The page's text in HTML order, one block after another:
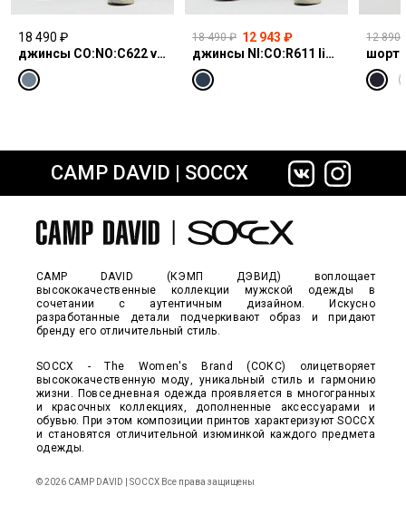
сайте СДЭК
м. Киевская, г. Москва, Площадь
Киевского Вокзала, 2
график работы: пн-чт 10:00–22:00;
пт,сб 10:00–23:00; вс 10:00–22:00
XL — 1 шт.
3XL — 1 шт.
4XL — 1 шт.
18 490 ₽
джинсы CO:NO:C622 vintage blue print
18 490 ₽ 12 943 ₽
джинсы NI:CO:R611 light vintage print jogg
12 890
CAMP DAVID | SOCCX
CAMP DAVID (КЭМП ДЭВИД) воплощает
высококачественные коллекции мужской одежды в
сочетании с аутентичным дизайном. Искусно
разработанные детали подчеркивают образ и придают
бренду его отличительный стиль.
SOCCX - The Women's Brand (СОКС) олицетворяет
высококачественную моду, уникальный стиль и гармонию
жизни. Повседневная одежда проявляется в многогранных
и красочных коллекциях, дополненные аксессуарами и
обувью. При этом композиции принтов характеризуют SOCCX
и становятся отличительной изюминкой каждого предмета
одежды.
© 2026 CAMP DAVID | SOCCX Все права защищены